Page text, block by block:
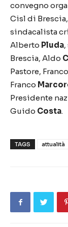
convegno
Cisl di
sindacalista
Alberto Pluda
Brescia, Aldo
Pastore, Franco
Franco
Presidente
Guido Costa.
TAGS attualità